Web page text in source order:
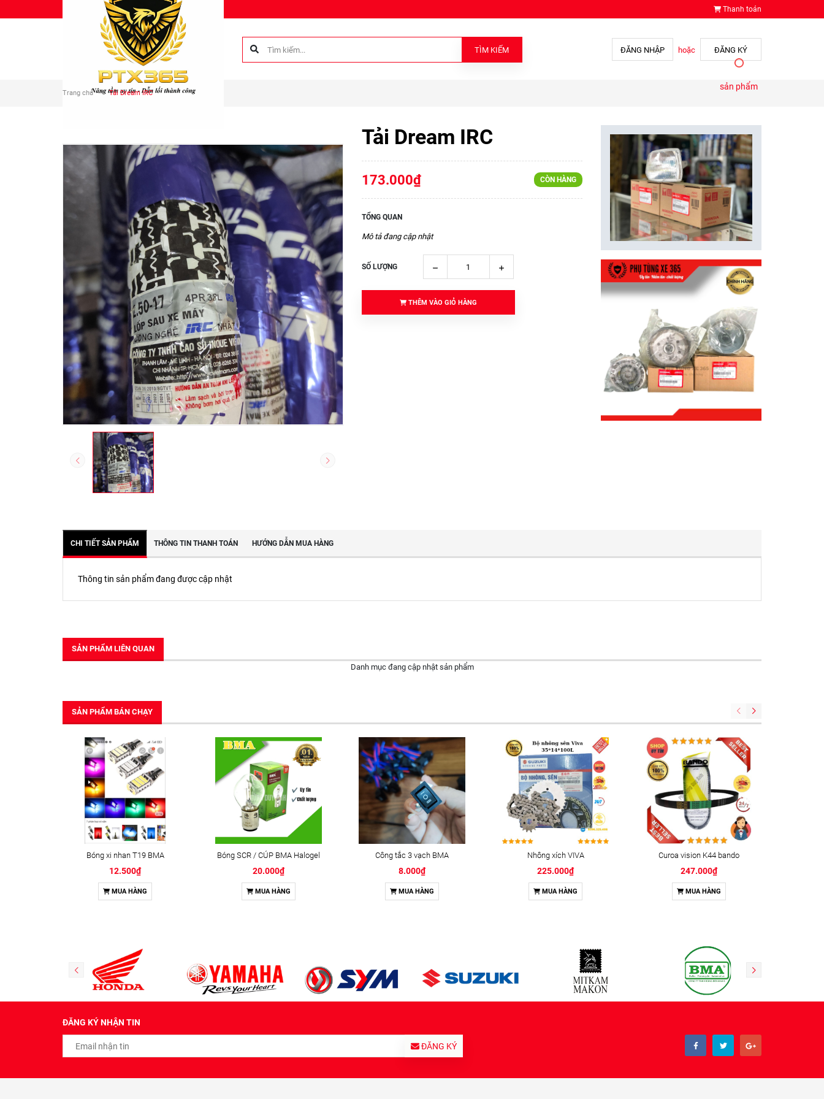
Chào mừng bạn đến với Phụ tùng Duy Anh! Thanh toán
TÌM KIẾM ĐĂNG NHẬP hoặc ĐĂNG KÝ
sản phẩm
Trang chủ Tải Dream IRC
Tải Dream IRC
173.000₫ CÒN HÀNG
TỔNG QUAN
Mô tả đang cập nhật
SỐ LƯỢNG
THÊM VÀO GIỎ HÀNG
CHI TIẾT SẢN PHẨM THÔNG TIN THANH TOÁN HƯỚNG DẪN MUA HÀNG
Thông tin sản phẩm đang được cập nhật
SẢN PHẨM LIÊN QUAN
Danh mục đang cập nhật sản phẩm
SẢN PHẨM BÁN CHẠY
Bóng xi nhan T19 BMA
12.500₫
MUA HÀNG
Bóng SCR / CÚP BMA Halogel
20.000₫
MUA HÀNG
Công tắc 3 vạch BMA
8.000₫
MUA HÀNG
Nhông xích VIVA
225.000₫
MUA HÀNG
Curoa vision K44 bando
247.000₫
MUA HÀNG
ĐĂNG KÝ NHẬN TIN
ĐĂNG KÝ